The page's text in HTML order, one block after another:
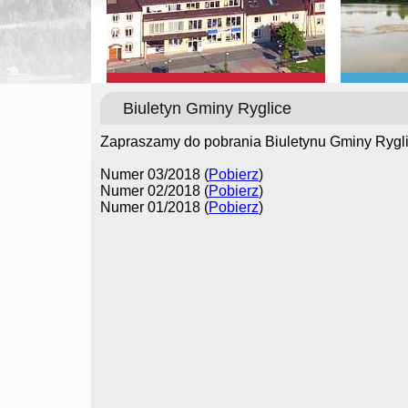
Biuletyn Gminy Ryglice
Zapraszamy do pobrania Biuletynu Gminy
Numer 03/2018 (Pobierz)
Numer 02/2018 (Pobierz)
Numer 01/2018 (Pobierz)